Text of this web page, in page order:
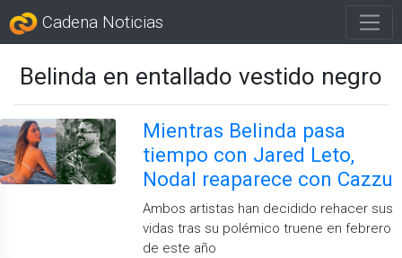
Cadena Noticias
Belinda en entallado vestido negro
Mientras Belinda pasa
tiempo con Jared Leto,
Nodal reaparece con Cazzu
Ambos artistas han decidido rehacer sus
vidas tras su polémico truene en febrero
de este año